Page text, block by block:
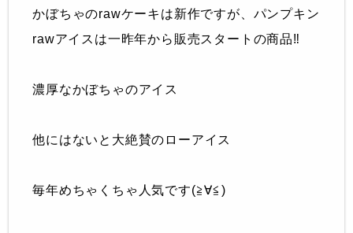
かぼちゃのrawケーキは新作ですが、パンプキン
rawアイスは一昨年から販売スタートの商品‼︎
濃厚なかぼちゃのアイス
他にはないと大絶賛のローアイス
毎年めちゃくちゃ人気です(≧∀≦)